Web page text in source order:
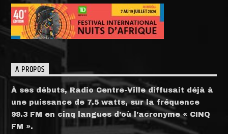
A PROPOS
À ses débuts, Radio Centre-Ville diffusait déjà à
une puissance de 7.5 watts, sur la fréquence
99.3 FM en cinq langues d’où l’acronyme « CINQ
FM ».